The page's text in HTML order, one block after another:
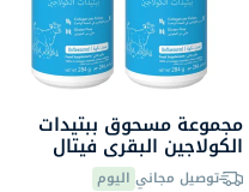
مجموعة مسحوق ببتيدات
الكولاجين البقري فيتال
بروتينز - 2 × 284 جرام
توصيل مجاني اليوم